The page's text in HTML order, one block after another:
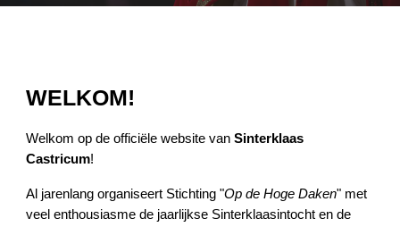
WELKOM!
Welkom op de officiële website vanSinterklaas
Castricum!
Al jarenlang organiseert Stichting "Op de Hoge Daken" met
veel enthousiasme de jaarlijkse Sinterklaasintocht en de